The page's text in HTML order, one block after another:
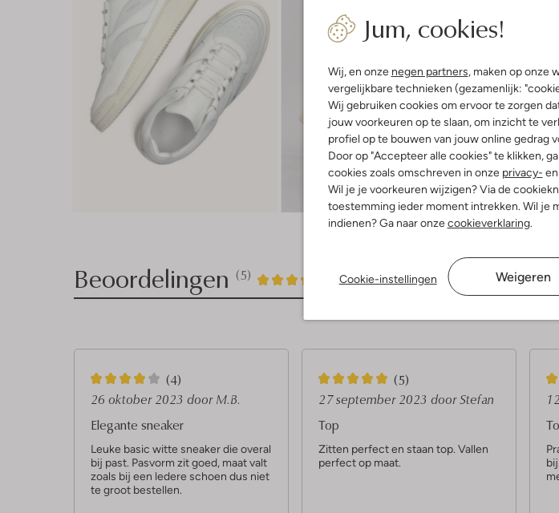
Jum, cookies!
Wij, en onze negen partners, maken op onze
vergelijkbare technieken (gezamenlijk:
Wij gebruiken cookies om ervoor te zorgen
jouw voorkeuren op te slaan, om inzicht te
profiel op te bouwen van jouw online gedrag
Door op "Accepteer alle cookies" te klikken,
cookies zoals omschreven in onze privacy- en
Wil je je voorkeuren wijzigen? Via de
toestemming ieder moment intrekken. Wil je
indienen? Ga naar onzecookieverklaring.
Cookie-instellingen Weigeren
Product
Beoordelingen (5) 4/5
5
4
4
S
t
e
r
r
(4)
26 oktober 2023 door M.B.
Elegante sneaker
Leuke basic witte sneaker die overal
bij past. Pasvorm zit goed, maat valt
zoals bij een ledere schoen dus niet
te groot bestellen.
5
S
t
e
r
(5)
27 september 2023 door Stefan
Top
Zitten perfect en staan top. Vallen
perfect op maat.
5
S
t
e
r